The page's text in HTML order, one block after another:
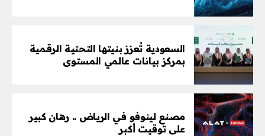
السعودية تُعزز بنيتها التحتية الرقمية
بمركز بيانات عالمي المستوى
مصنع لينوفو في الرياض .. رهان كبير
على توقيت أكبر